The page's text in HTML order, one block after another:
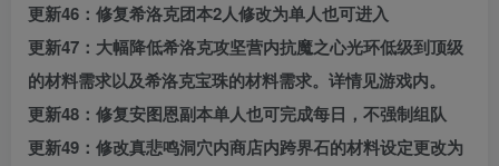
更新46：修复希洛克团本2人修改为单人也可进入
更新47：大幅降低希洛克攻坚营内抗魔之心光环低级到顶级
的材料需求以及希洛克宝珠的材料需求。详情见游戏内。
更新48：修复安图恩副本单人也可完成每日，不强制组队
更新49：修改真悲鸣洞穴内商店内跨界石的材料设定更改为